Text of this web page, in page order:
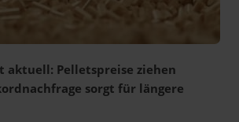
aktuell: Pelletspreise ziehen
sorgt für längere